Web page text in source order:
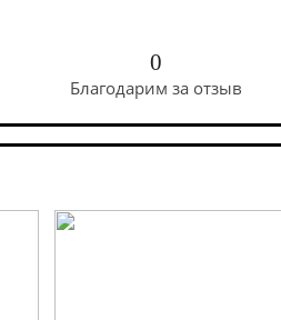
0
Благодарим за отзыв